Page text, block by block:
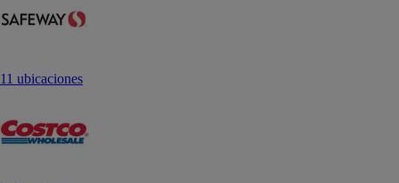
11 ubicaciones